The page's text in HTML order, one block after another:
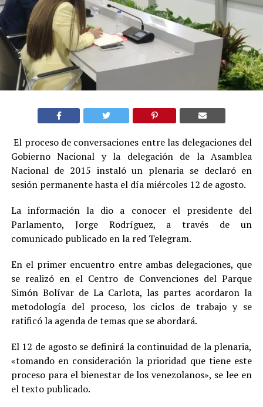
El proceso de conversaciones entre las delegaciones del
Gobierno Nacional y la delegación de la Asamblea
Nacional de 2015 instaló un plenaria se declaró en
sesión permanente hasta el día miércoles 12 de agosto.
La información la dio a conocer el presidente del
Parlamento, Jorge Rodríguez, a través de un
comunicado publicado en la red Telegram.
En el primer encuentro entre ambas delegaciones, que
se realizó en el Centro de Convenciones del Parque
Simón Bolívar de La Carlota, las partes acordaron la
metodología del proceso, los ciclos de trabajo y se
ratificó la agenda de temas que se abordará.
El 12 de agosto se definirá la continuidad de la plenaria,
«tomando en consideración la prioridad que tiene este
proceso para el bienestar de los venezolanos», se lee en
el texto publicado.